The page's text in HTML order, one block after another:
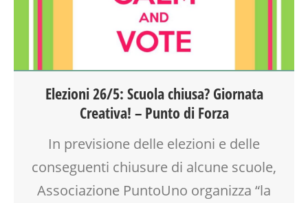
CORSI CUCINA SMALL & XLARGE
GENITORE
GENITORI
MAMME
PEDAGOGIA
Elezioni 26/5: Scuola chiusa? Giornata
Creativa! – Punto di Forza
In previsione delle elezioni e delle
conseguenti chiusure di alcune scuole,
Associazione PuntoUno organizza “la